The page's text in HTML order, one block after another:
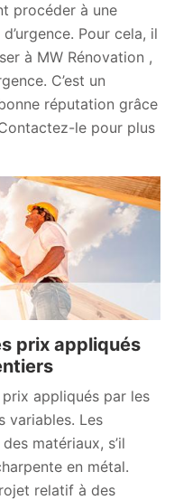
procéder à une
Pour cela, il
à MW Rénovation ,
C’est un
réputation grâce
le pour plus
prix appliqués
prix appliqués par les
variables. Les
matériaux, s’il
en métal.
relatif à des